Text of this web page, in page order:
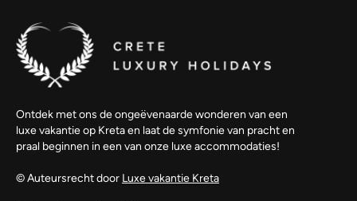
Ontdek met ons de ongeëvenaarde wonderen van een
luxe vakantie op Kreta en laat de symfonie van pracht en
praal beginnen in een van onze luxe accommodaties!
© Auteursrecht door Luxe vakantie Kreta